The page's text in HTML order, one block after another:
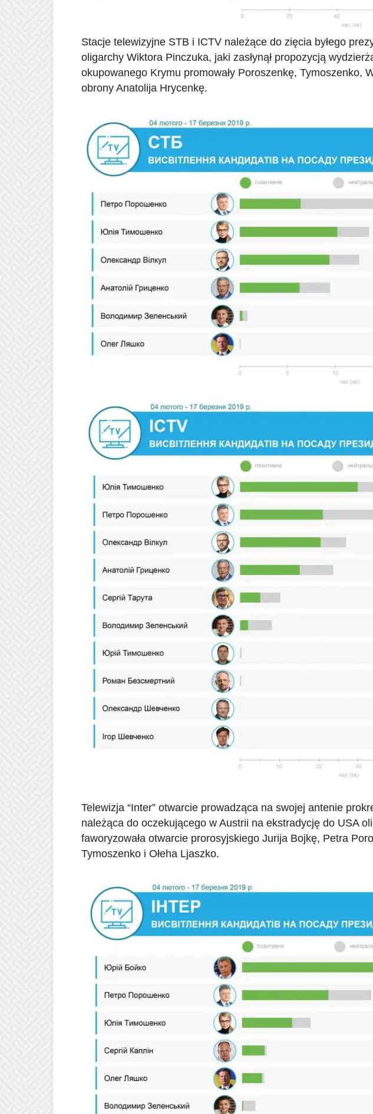
Stacje telewizyjne STB i ICTV należące do zięcia byłego
oligarchy Wiktora Pinczuka, jaki zasłynął propozycją
okupowanego Krymu promowały Poroszenkę, Tymoszenko,
obrony Anatolija Hrycenkę.
Telewizja “Inter” otwarcie prowadząca na swojej antenie
należąca do oczekującego w Austrii na ekstradycję do USA
faworyzowała otwarcie prorosyjskiego Jurija Bojkę, Petra
Tymoszenko i Ołeha Ljaszko.